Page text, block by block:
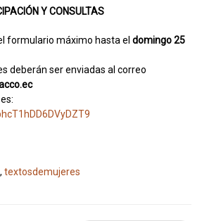
Y CONSULTAS
formulario máximo hasta el domingo 25
deberán ser enviadas al correo
, textosdemujeres